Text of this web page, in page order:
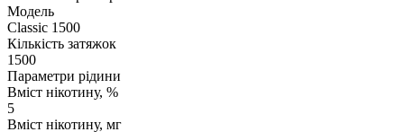
Модель
Classic 1500
Кількість затяжок
1500
Параметри рідини
Вміст нікотину, %
5
Вміст нікотину, мг